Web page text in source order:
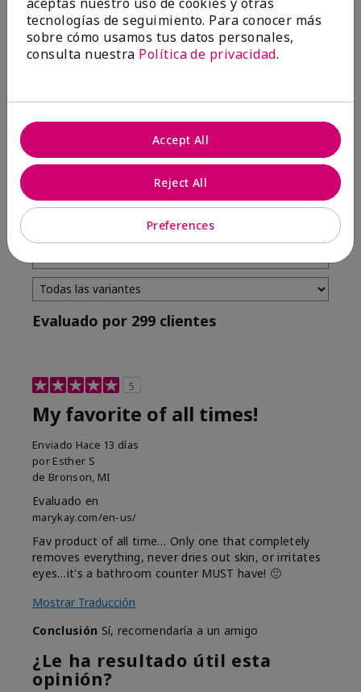
4 estrellas
7
3 estrellas
1 estrella
3
Tono De Piel
Filtrar
reseñas
por
piel
Evaluado por 299 clientes
5
My favorite of all times!
Enviado Hace 13 días
por Esther S
de Bronson, MI
Evaluado en
marykay.com/en-us/
Fav product of all time… Only one that completely
removes everything, never dries out skin, or irritates
eyes…it's a bathroom counter MUST have! 🙂
Mostrar Traducción
Conclusión Sí, recomendaría a un amigo
¿Le ha resultado útil esta
opinión?
tecnologías de seguimiento. Para conocer más
sobre cómo usamos tus datos personales,
consulta nuestra Política de privacidad.
Preferences
Reject All
Accept All